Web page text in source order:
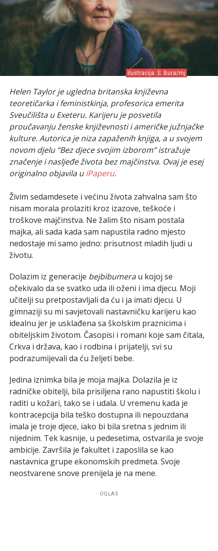
ilustracija: S. Bura/mj
Helen Taylor je ugledna britanska književna
teoretičarka i feministkinja, profesorica emerita
Sveučilišta u Exeteru. Karijeru je posvetila
proučavanju ženske književnosti i američke južnjačke
kulture. Autorica je niza zapaženih knjiga, a u svojem
novom djelu “Bez djece svojim izborom” istražuje
značenje i nasljeđe života bez majčinstva. Ovaj je esej
originalno objavila uiPaperu.
Živim sedamdesete i većinu života zahvalna sam što
nisam morala prolaziti kroz izazove, teškoće i
troškove majčinstva. Ne žalim što nisam postala
majka, ali sada kada sam napustila radno mjesto
nedostaje mi samo jedno: prisutnost mladih ljudi u
životu.
Dolazim iz generacije bejbibumerau kojoj se
očekivalo da se svatko uda ili oženi i ima djecu. Moji
učitelji su pretpostavljali da ću i ja imati djecu. U
gimnaziji su mi savjetovali nastavničku karijeru kao
idealnu jer je usklađena sa školskim praznicima i
obiteljskim životom. Časopisi i romani koje sam čitala,
Crkva i država, kao i rodbina i prijatelji, svi su
podrazumijevali da ću željeti bebe.
Jedina iznimka bila je moja majka. Dolazila je iz
radničke obitelji, bila prisiljena rano napustiti školu i
raditi u kožari, tako se i udala. U vremenu kada je
kontracepcija bila teško dostupna ili nepouzdana
imala je troje djece, iako bi bila sretna s jednim ili
nijednim. Tek kasnije, u pedesetima, ostvarila je svoje
ambicije. Završila je fakultet i zaposlila se kao
nastavnica grupe ekonomskih predmeta. Svoje
neostvarene snove prenijela je na mene.
OGLAS